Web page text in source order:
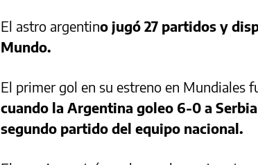
El astro argentino jugó 27 partidos y
Mundo.
El primer gol en su estreno en Mundiales
cuando la Argentina goleo 6-0 a
segundo partido del equipo nacional.